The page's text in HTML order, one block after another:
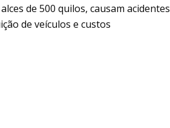
de 500 quilos, causam acidentes
de veículos e custos